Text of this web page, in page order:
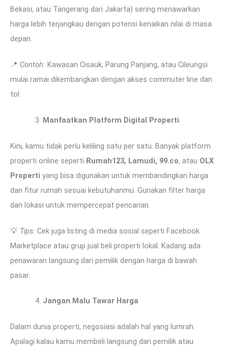
Bekasi, atau Tangerang dari Jakarta) sering menawarkan
harga lebih terjangkau dengan potensi kenaikan nilai di masa
depan.
📍 Contoh: Kawasan Cisauk, Parung Panjang, atau Cileungsi
mulai ramai dikembangkan dengan akses commuter line dan
tol.
Manfaatkan Platform Digital Properti
Kini, kamu tidak perlu keliling satu per satu. Banyak platform
properti online seperti Rumah123, Lamudi, 99.co, atau OLX
Properti yang bisa digunakan untuk membandingkan harga
dan fitur rumah sesuai kebutuhanmu. Gunakan filter harga
dan lokasi untuk mempercepat pencarian.
💡 Tips: Cek juga listing di media sosial seperti Facebook
Marketplace atau grup jual beli properti lokal. Kadang ada
penawaran langsung dari pemilik dengan harga di bawah
pasar.
Jangan Malu Tawar Harga
Dalam dunia properti, negosiasi adalah hal yang lumrah.
Apalagi kalau kamu membeli langsung dari pemilik atau